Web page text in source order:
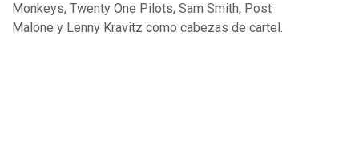
Monkeys, Twenty One Pilots, Sam Smith, Post
Malone y Lenny Kravitz como cabezas de cartel.